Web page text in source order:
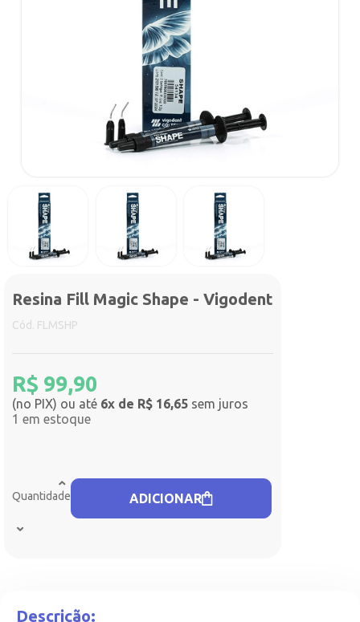
Resina Fill Magic Shape - Vigodent
Cód. FLMSHP
R$ 99,90
(no PIX) ou até 6x de R$ 16,65 sem juros
1 em estoque
Quantidade ADICIONAR
Descrição: